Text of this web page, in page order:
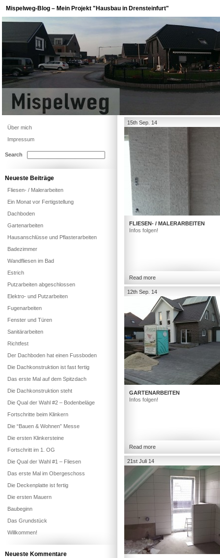
Mispelweg-Blog – Mein Projekt "Hausbau in Drensteinfurt"
15th Sep. 14
FLIESEN- / MALERARBEITEN
Infos folgen!
Read more
12th Sep. 14
GARTENARBEITEN
Infos folgen!
Read more
21st Juli 14
Über mich
Impressum
Search
Neueste Beiträge
Fliesen- / Malerarbeiten
Ein Monat vor Fertigstellung
Dachboden
Gartenarbeiten
Hausanschlüsse und Pflasterarbeiten
Badezimmer
Wandfliesen im Bad
Estrich
Putzarbeiten abgeschlossen
Elektro- und Putzarbeiten
Fugenarbeiten
Fenster und Türen
Sanitärarbeiten
Richtfest
Der Dachboden hat einen Fussboden
Die Dachkonstruktion ist fast fertig
Das erste Mal auf dem Spitzdach
Die Dachkonstruktion steht
Die Qual der Wahl #2 – Bodenbeläge
Fortschritte beim Klinkern
Die “Bauen & Wohnen” Messe
Die ersten Klinkersteine
Fortschritt im 1. OG
Die Qual der Wahl #1 – Fliesen
Das erste Mal im Obergeschoss
Die Deckenplatte ist fertig
Die ersten Mauern
Baubeginn
Das Grundstück
Willkommen!
Neueste Kommentare